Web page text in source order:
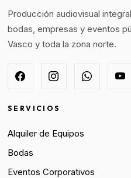
Producción audiovisual
bodas, empresas y eventos
Vasco y toda la zona norte.
SERVICIOS
Alquiler de Equipos
Bodas
Eventos Corporativos